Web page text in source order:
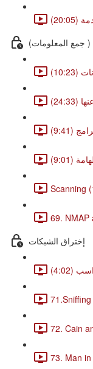
(20:05)
( جمع المعلومات)
(9:41)
(9:01)
Scanning
69. NMAP
إختراق الشبكات
(4:02)
72. Cain
73. Man